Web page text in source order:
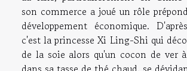
son commerce a joué un rôle
développement économique.
c'est la princesse Xi Ling-Shi qui
de la soie alors qu'un cocon de ver